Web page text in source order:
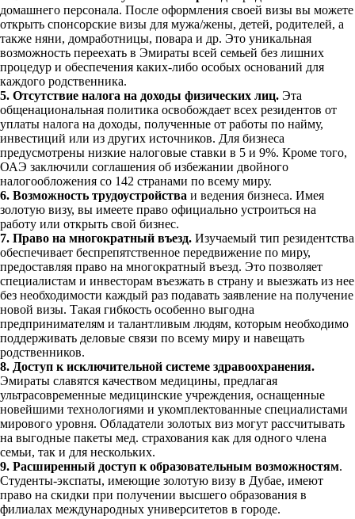
домашнего персонала. После оформления своей визы вы можете
открыть спонсорские визы для мужа/жены, детей, родителей, а
также няни, домработницы, повара и др. Это уникальная
возможность переехать в Эмираты всей семьей без лишних
процедур и обеспечения каких-либо особых оснований для
каждого родственника.
5. Отсутствие налога на доходы физических лиц. Эта
общенациональная политика освобождает всех резидентов от
уплаты налога на доходы, полученные от работы по найму,
инвестиций или из других источников. Для бизнеса
предусмотрены низкие налоговые ставки в 5 и 9%. Кроме того,
ОАЭ заключили соглашения об избежании двойного
налогообложения со 142 странами по всему миру.
6. Возможность трудоустройства и ведения бизнеса. Имея
золотую визу, вы имеете право официально устроиться на
работу или открыть свой бизнес.
7. Право на многократный въезд. Изучаемый тип резидентства
обеспечивает беспрепятственное передвижение по миру,
предоставляя право на многократный въезд. Это позволяет
специалистам и инвесторам въезжать в страну и выезжать из нее
без необходимости каждый раз подавать заявление на получение
новой визы. Такая гибкость особенно выгодна
предпринимателям и талантливым людям, которым необходимо
поддерживать деловые связи по всему миру и навещать
родственников.
8. Доступ к исключительной системе здравоохранения.
Эмираты славятся качеством медицины, предлагая
ультрасовременные медицинские учреждения, оснащенные
новейшими технологиями и укомплектованные специалистами
мирового уровня. Обладатели золотых виз могут рассчитывать
на выгодные пакеты мед. страхования как для одного члена
семьи, так и для нескольких.
9. Расширенный доступ к образовательным возможностям.
Студенты-экспаты, имеющие золотую визу в Дубае, имеют
право на скидки при получении высшего образования в
филиалах международных университетов в городе.